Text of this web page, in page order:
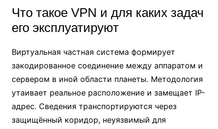
Что такое VPN и для каких задач
его эксплуатируют
Виртуальная частная система формирует
закодированное соединение между аппаратом и
сервером в иной области планеты. Методология
утаивает реальное расположение и замещает IP-
адрес. Сведения транспортируются через
защищённый коридор, неуязвимый для